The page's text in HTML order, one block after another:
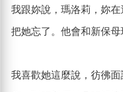
我跟妳說，瑪洛莉，妳
把她忘了。他會和新保母
我喜歡她這麼說，彷彿